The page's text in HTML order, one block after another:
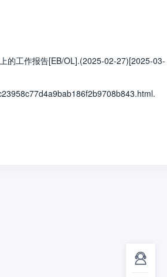
的工作报告[EB/OL].(2025-02-27)[2025-03-